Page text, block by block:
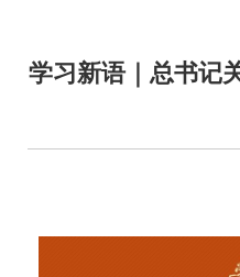
学习新语｜总书记